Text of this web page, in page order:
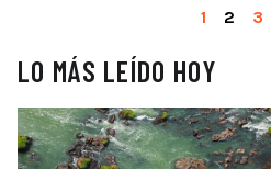
1 2 3
LO MÁS LEÍDO HOY